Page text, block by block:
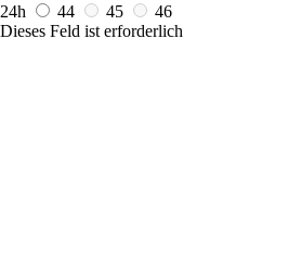
24h
44 45
46
Dieses Feld ist erforderlich